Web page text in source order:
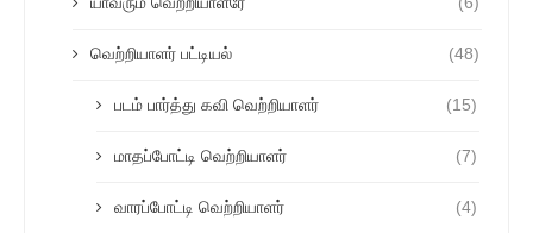
வெற்றியாளர் பட்டியல் (48)
படம் பார்த்து கவி வெற்றியாளர் (15)
மாதப்போட்டி வெற்றியாளர் (7)
வாரப்போட்டி வெற்றியாளர் (4)